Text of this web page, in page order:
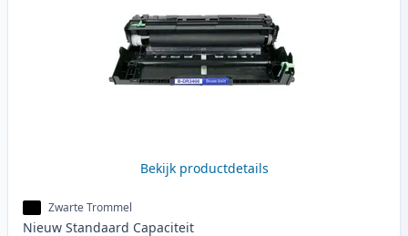
Bekijk productdetails
Zwarte Trommel
Nieuw Standaard Capaciteit